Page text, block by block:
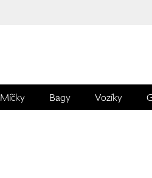
Míčky Bagy Vozíky